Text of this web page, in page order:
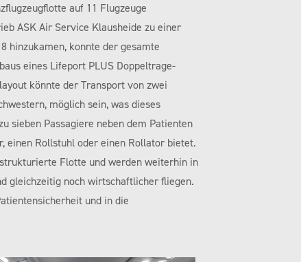
auf 11 Flugzeuge
ASK Air Service Klausheide zu einer
hinzukamen, konnte der gesamte
eines Lifeport PLUS Doppeltrage-
könnte der Transport von zwei
möglich sein, was dieses
sieben Passagiere neben dem Patienten
einen Rollstuhl oder einen Rollator bietet.
Flotte und werden weiterhin in
gleichzeitig noch wirtschaftlicher fliegen.
und in die